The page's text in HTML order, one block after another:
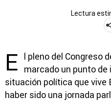
Lectura
E
l pleno del Congreso
marcado un punto
situación política que vive
haber sido una jornada